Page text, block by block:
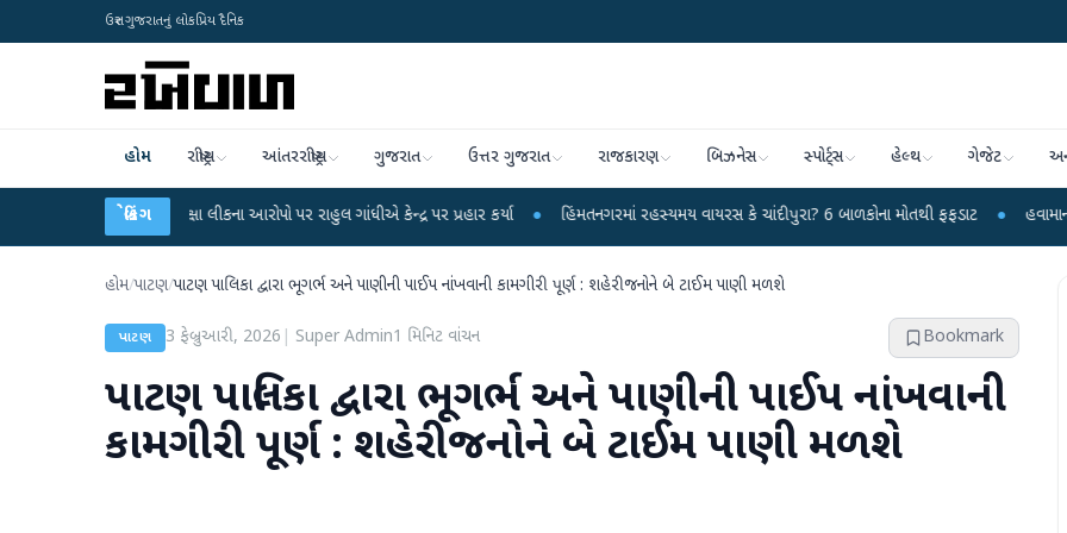
ઉત્તર ગુજરાતનું લોકપ્રિય દૈનિક
હોમ રાષ્ટ્રીય આંતરરાષ્ટ્રીય ગુજરાત ઉત્તર ગુજરાત રાજકારણ બિઝનેસ સ્પોર્ટ્સ હેલ્થ ગેજેટ
બ્રેકિંગ
NET પરીક્ષા લીકના આરોપો પર રાહુલ ગાંધીએ કેન્દ્ર પર પ્રહાર કર્યા ● હિંમતનગરમાં રહસ્યમય વાયરસ કે ચાંદીપુરા? 6 બાળકોના મોતથી ફફડાટ ● હવામાન વિભાગે 18
હોમ/પાટણ/પાટણ પાલિકા દ્વારા ભૂગર્ભ અને પાણીની પાઈપ નાંખવાની કામગીરી પૂર્ણ : શહેરીજનોને બે ટાઈમ પાણી મળશે
પાટણ 3 ફેબ્રુઆરી, 2026 Super Admin1 મિનિટ વાંચન Bookmark
પાટણ પાલિકા દ્વારા ભૂગર્ભ અને પાણીની પાઈપ નાંખવાની
કામગીરી પૂર્ણ : શહેરીજનોને બે ટાઈમ પાણી મળશે